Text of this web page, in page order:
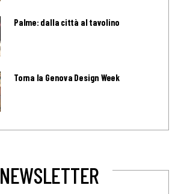
Palme: dalla città al tavolino
Torna la Genova Design Week
NEWSLETTER